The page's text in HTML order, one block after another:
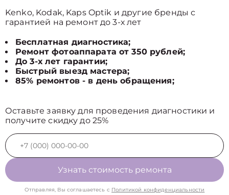
Kenko, Kodak, Kaps Optik и другие бренды с
гарантией на ремонт до 3-х лет
Бесплатная диагностика;
Ремонт фотоаппарата от 350 рублей;
До 3-х лет гарантии;
Быстрый выезд мастера;
85% ремонтов - в день обращения;
Оставьте заявку для проведения диагностики и
получите скидку до 25%
Узнать стоимость ремонта
Отправляя, Вы соглашаетесь с Политикой конфиденциальности